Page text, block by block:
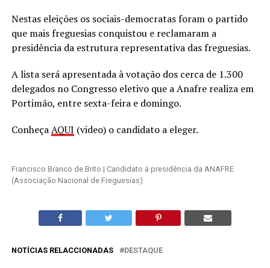
Nestas eleições os sociais-democratas foram o partido
que mais freguesias conquistou e reclamaram a
presidência da estrutura representativa das freguesias.
A lista será apresentada à votação dos cerca de 1.300
delegados no Congresso eletivo que a Anafre realiza em
Portimão, entre sexta-feira e domingo.
ConheçaAQUI (video) o candidato a eleger.
Francisco Branco de Brito | Candidato à presidência da ANAFRE
(Associação Nacional de Freguesias)
NOTÍCIAS RELACCIONADAS DESTAQUE